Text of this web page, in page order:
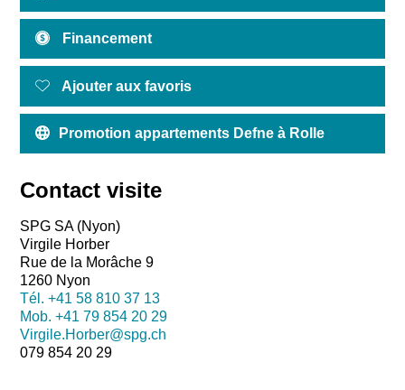
Financement
Ajouter aux favoris
Promotion appartements Defne à Rolle
Contact visite
SPG SA (Nyon)
Virgile Horber
Rue de la Morâche 9
1260 Nyon
Tél.+41 58 810 37 13
Mob.+41 79 854 20 29
Virgile.Horber@spg.ch
079 854 20 29